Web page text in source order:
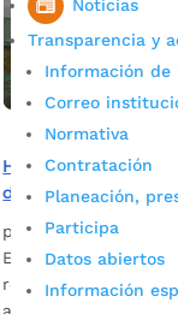
Noticias
Transparencia y
Información de
Correo
Normativa
Contratación
Planeación,
Participa
Datos abiertos
Información
Habitantes de calle
disfrutaron de
por Alcaldía de
Esta población,
rehabilitación en la